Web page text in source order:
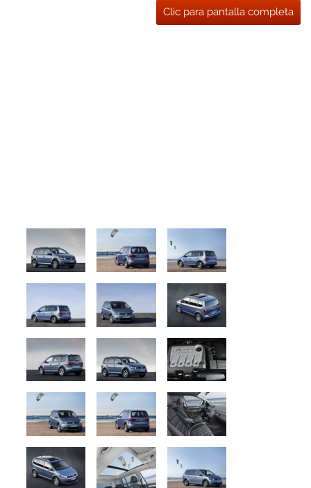
Clic para pantalla completa